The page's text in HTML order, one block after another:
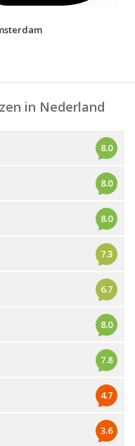
in Nederland
8.0
8.0
8.0
7.3
6.7
8.0
7.8
4.7
3.6